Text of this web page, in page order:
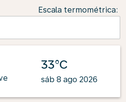
Escala termométrica:
33°C
sáb 8 ago 2026